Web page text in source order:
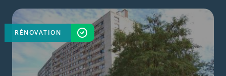
RÉNOVATION TERMINÉ